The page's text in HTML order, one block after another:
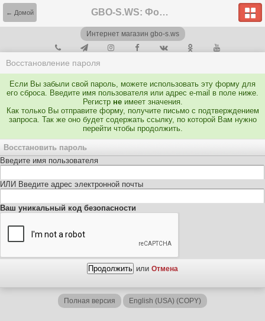
← Домой GBO-S.WS: Форум
Интернет магазин gbo-s.ws
Восстановление пароля
Если Вы забыли свой пароль, можете использовать эту форму для
его сброса. Введите имя пользователя или адрес e-mail в поле ниже.
Регистр неимеет значения.
Как только Вы отправите форму, получите письмо с подтверждением
запроса. Так же оно будет содержать ссылку, по которой Вам нужно
перейти чтобы продолжить.
Восстановить пароль
Введите имя пользователя
ИЛИ Введите адрес электронной почты
Ваш уникальный код безопасности
или Отмена
Полная версия English (USA) (COPY)